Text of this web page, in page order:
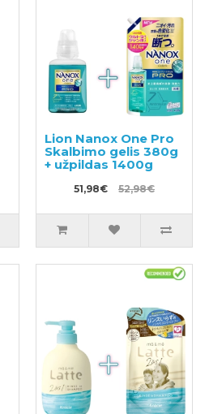
Lion Nanox One Pro
Skalbimo gelis 380g
+ užpildas 1400g
51,98€ 52,98€